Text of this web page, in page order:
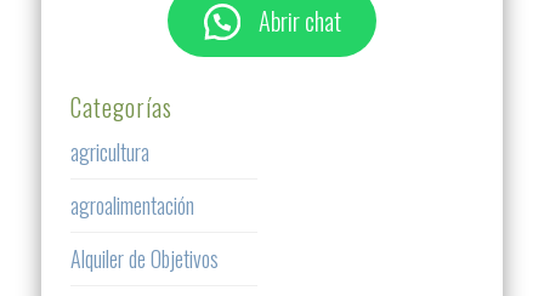
Abrir chat
Categorías
agricultura
agroalimentación
Alquiler de Objetivos